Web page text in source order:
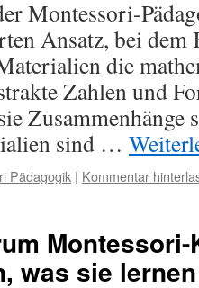
Montessori-
Ansatz, bei dem
die
Zahlen und
sind …
Pädagogik | Kommentar
was sie